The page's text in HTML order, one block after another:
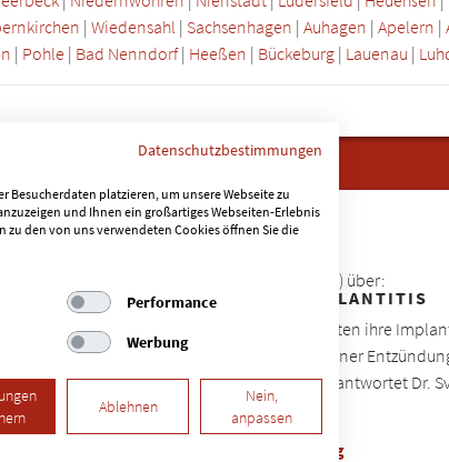
|Wiedensahl | Sachsenhagen |Auhagen |Apelern |
| Pohle | Bad Nenndorf| Heeßen | Bückeburg | Lauenau |
Dr. Sven Glindemann , MMSc. (Harvard) über:
ZAHNIMPLANTATE - PERIIMPLANTITIS
Patienten mit Zahnimplantaten möchten ihre
kommt zu einer Periimplantitis, also einer
"Zahnimplantate - Periimplantitis" beantwortet Dr.
Periimplantitis.
Lesen Sie den kompletten Beitrag
Datenschutzbestimmungen
Besucherdaten platzieren, um unsere Webseite zu
und Ihnen ein großartiges Webseiten-Erlebnis
den von uns verwendeten Cookies öffnen Sie die
Performance
Werbung
Ablehnen
Nein,
anpassen